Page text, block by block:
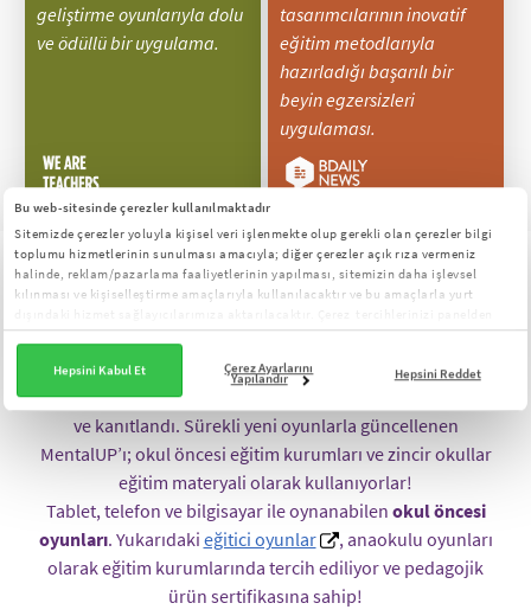
Bu web-sitesinde çerezler kullanılmaktadır
Sitemizde çerezler yoluyla kişisel veri işlenmekte olup gerekli olan çerezler bilgi
toplumu hizmetlerinin sunulması amacıyla; diğer çerezler açık rıza vermeniz
halinde, reklam/pazarlama faaliyetlerinin yapılması, sitemizin daha işlevsel
kılınması ve kişiselleştirme amaçlarıyla kullanılacaktır ve bu amaçlarla yurt
yönetebilirsiniz:Çerez Aydınlatma Metni
Hepsini Kabul Et Çerez Ayarlarını
Yapılandır Hepsini Reddet
geliştirme oyunlarıyla dolu
ve ödüllü bir uygulama.
tasarımcılarının inovatif
eğitim metodlarıyla
hazırladığı başarılı bir
beyin egzersizleri
uygulaması.
Mentalup Okul Öncesi Eğitici Oyunlar
Neden Tercih Ediliyor?
Oyun geliştirme uzmanları, akademisyenler ve çocuk
gelişim uzmanları bir araya gelerek MentalUP’ı geliştirdi.
MentalUP’ın çocuklar üzerinde olumlu etkileri incelendi
ve kanıtlandı. Sürekli yeni oyunlarla güncellenen
MentalUP’ı; okul öncesi eğitim kurumları ve zincir okullar
eğitim materyali olarak kullanıyorlar!
Tablet, telefon ve bilgisayar ile oynanabilen okul öncesi
oyunları. Yukarıdaki eğitici oyunlar
, anaokulu oyunları
olarak eğitim kurumlarında tercih ediliyor ve pedagojik
ürün sertifikasına sahip!